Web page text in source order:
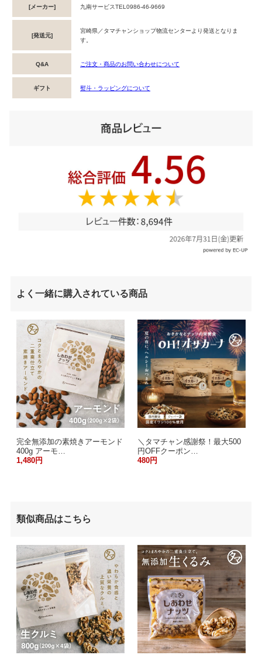
[メーカー] 九南サービスTEL0986-46-9669
[発送元]
宮崎県／タマチャンショップ物流センターより発送となりま
す。
Q&A ご注文・商品のお問い合わせについて
ギフト 熨斗・ラッピングについて
よく一緒に購入されている商品
完全無添加の素焼きアーモンド
400g アーモ…
1,480円
＼タマチャン感謝祭！最大500
円OFFクーポン…
480円
類似商品はこちら